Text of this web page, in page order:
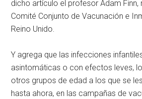
dicho artículo el profesor Adam Finn,
Comité Conjunto de Vacunación e
Reino Unido.
Y agrega que las infecciones
asintomáticas o con efectos leves,
otros grupos de edad a los que se
hasta ahora, en las campañas de